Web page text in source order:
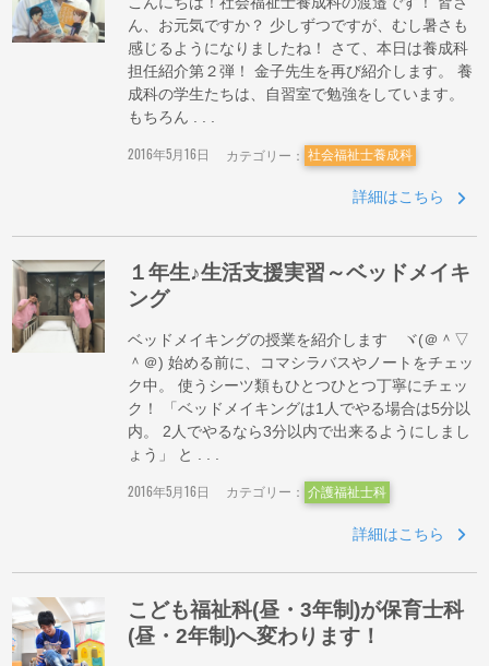
ん、お元気ですか？ 少しずつですが、むし暑さも
感じるようになりましたね！ さて、本日は養成科
担任紹介第２弾！ 金子先生を再び紹介します。 養
成科の学生たちは、自習室で勉強をしています。
もちろん . . .
2016年5月16日 カテゴリー： 社会福祉士養成科
詳細はこちら
１年生♪生活支援実習～ベッドメイキ
ング
ベッドメイキングの授業を紹介します ヾ(＠＾▽
＾＠) 始める前に、コマシラバスやノートをチェッ
ク中。 使うシーツ類もひとつひとつ丁寧にチェッ
ク！ 「ベッドメイキングは1人でやる場合は5分以
内。 2人でやるなら3分以内で出来るようにしまし
ょう」 と . . .
2016年5月16日 カテゴリー： 介護福祉士科
詳細はこちら
こども福祉科(昼・3年制)が保育士科
(昼・2年制)へ変わります！